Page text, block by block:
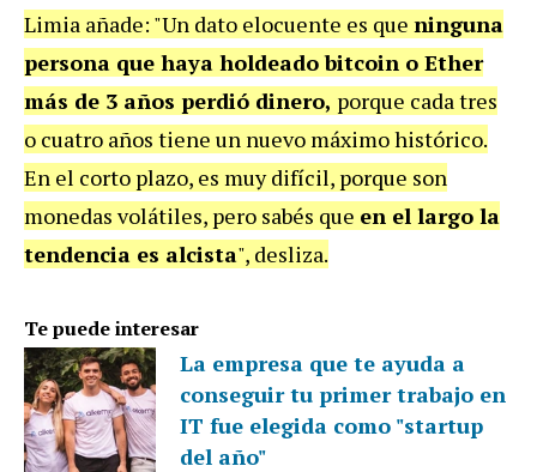
Limia añade: "Un dato elocuente es que ninguna
persona que haya holdeado bitcoin o Ether
más de 3 años perdió dinero, porque cada tres
o cuatro años tiene un nuevo máximo histórico.
En el corto plazo, es muy difícil, porque son
monedas volátiles, pero sabés que en el largo la
tendencia es alcista", desliza.
Te puede interesar
La empresa que te ayuda a
conseguir tu primer trabajo en
IT fue elegida como "startup
del año"